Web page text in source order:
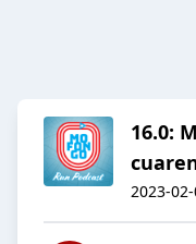
16.0:
2023-02-